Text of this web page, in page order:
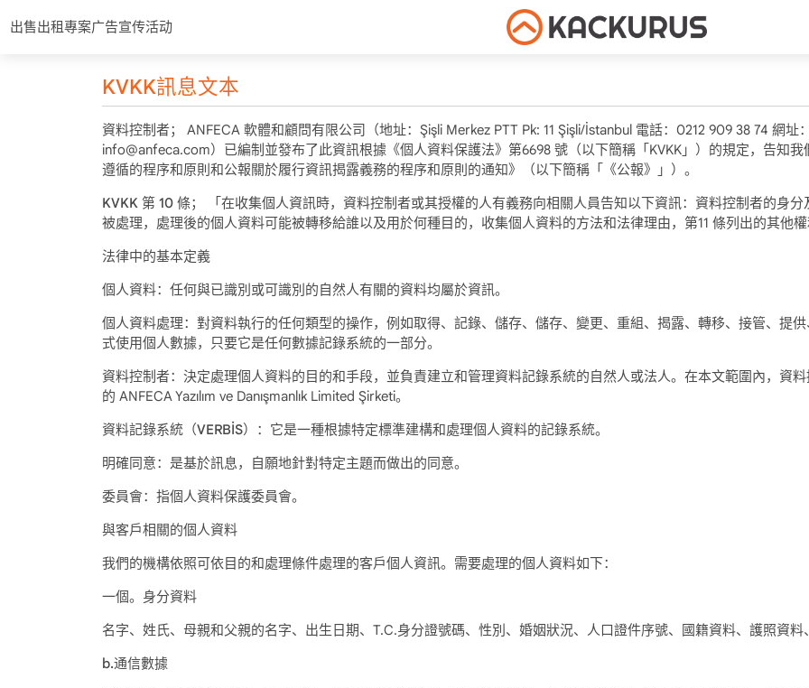
出售出租專案广告宣传活动
KVKK訊息文本
資料控制者； ANFECA 軟體和顧問有限公司（地址：Şişli Merkez PTT Pk: 11 Şişli/İstanbul 電話：0212 909 38 74 網
info@anfeca.com）已編制並發布了此資訊根據《個人資料保護法》第6698 號（以下簡稱「KVKK」）的規定，告知
遵循的程序和原則和公報關於履行資訊揭露義務的程序和原則的通知》（以下簡稱「《公報》」）。
KVKK 第 10 條；
「在收集個人資訊時，資料控制者或其授權的人有義務向相關人員告知以下資訊：資料控制者的身
被處理，處理後的個人資料可能被轉移給誰以及用於何種目的，收集個人資料的方法和法律理由，第11 條列出的其他
法律中的基本定義
個人資料：任何與已識別或可識別的自然人有關的資料均屬於資訊。
個人資料處理：對資料執行的任何類型的操作，例如取得、記錄、儲存、儲存、變更、重組、揭露、轉移、接管、提
式使用個人數據，只要它是任何數據記錄系統的一部分。
資料控制者：決定處理個人資料的目的和手段，並負責建立和管理資料記錄系統的自然人或法人。在本文範圍內，資料
的 ANFECA Yazılım ve Danışmanlık Limited Şirketi。
資料記錄系統（VERBİS）： 它是一種根據特定標準建構和處理個人資料的記錄系統。
明確同意： 是基於訊息，自願地針對特定主題而做出的同意。
委員會：指個人資料保護委員會。
與客戶相關的個人資料
我們的機構依照可依目的和處理條件處理的客戶個人資訊。需要處理的個人資料如下：
一個。身分資料
名字、姓氏、母親和父親的名字、出生日期、T.C.身分證號碼、性別、婚姻狀況、人口證件序號、國籍資料、護照資
b.通信數據